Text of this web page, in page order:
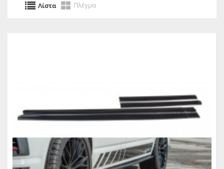
Λίστα Πλέγμα